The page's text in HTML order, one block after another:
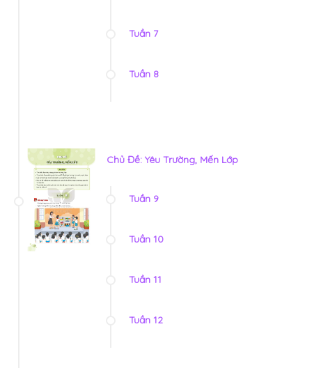
Tuần 7
Tuần 8
Chủ Đề: Yêu Trường, Mến Lớp
Tuần 9
Tuần 10
Tuần 11
Tuần 12